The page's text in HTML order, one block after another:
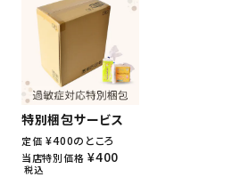
特別梱包サービス
定価 ¥400のところ
当店特別価格 ¥400
税込